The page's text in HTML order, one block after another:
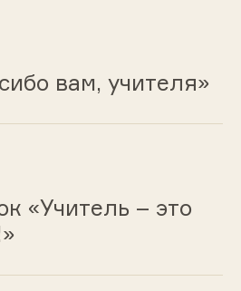
вам, учителя»
«Учитель – это